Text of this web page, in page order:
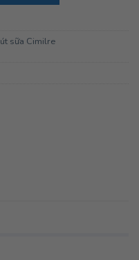
sữa Cimilre